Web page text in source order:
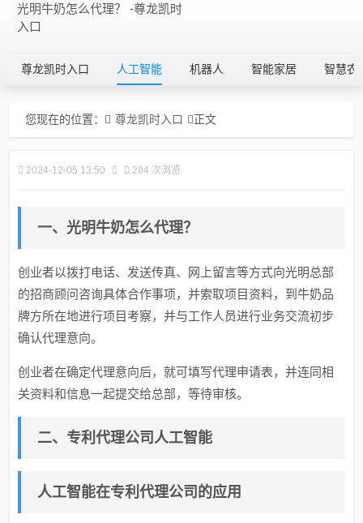
光明牛奶怎么代理？ -尊龙凯时
入口
尊龙凯时入口 人工智能 机器人 智能家居 智慧农
您现在的位置： 尊龙凯时入口 正文
2024-12-05 13:50 284 次浏览
一、光明牛奶怎么代理？
创业者以拨打电话、发送传真、网上留言等方式向光明总部
的招商顾问咨询具体合作事项，并索取项目资料，到牛奶品
牌方所在地进行项目考察，并与工作人员进行业务交流初步
确认代理意向。
创业者在确定代理意向后，就可填写代理申请表，并连同相
关资料和信息一起提交给总部，等待审核。
二、专利代理公司人工智能
人工智能在专利代理公司的应用